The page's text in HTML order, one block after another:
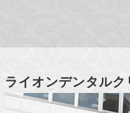
ライオンデンタルク